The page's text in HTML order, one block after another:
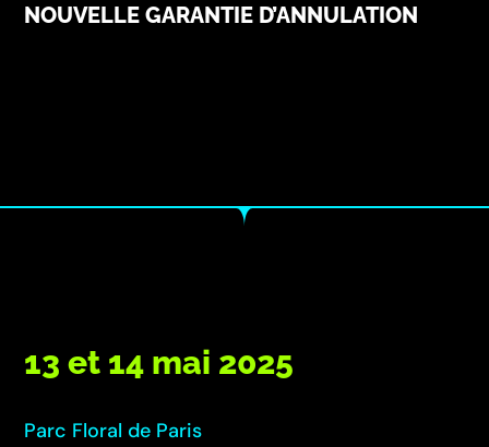
NOUVELLE GARANTIE D’ANNULATION
13 et 14 mai 2025
Parc Floral de Paris